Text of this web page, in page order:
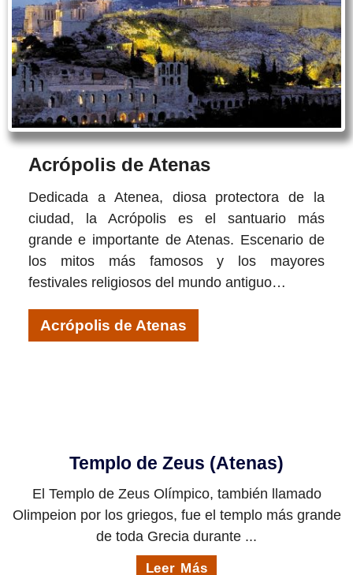
Acrópolis de Atenas
Dedicada a Atenea, diosa protectora de la
ciudad, la Acrópolis es el santuario más
grande e importante de Atenas. Escenario de
los mitos más famosos y los mayores
festivales religiosos del mundo antiguo…
Acrópolis de Atenas
Templo de Zeus (Atenas)
El Templo de Zeus Olímpico, también llamado
Olimpeion por los griegos, fue el templo más grande
de toda Grecia durante ...
Leer Más